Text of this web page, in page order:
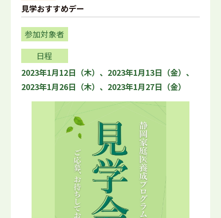
見学おすすめデー
参加対象者
日程
2023年1月12日（木）、2023年1月13日（金）、
2023年1月26日（木）、2023年1月27日（金）